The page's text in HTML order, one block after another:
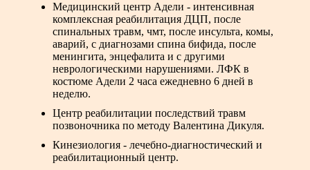
Медицинский центр Адели - интенсивная
комплексная реабилитация ДЦП, после
спинальных травм, чмт, после инсульта, комы,
аварий, с диагнозами спина бифида, после
менингита, энцефалита и с другими
неврологическими нарушениями. ЛФК в
костюме Адели 2 часа ежедневно 6 дней в
неделю.
Центр реабилитации последствий травм
позвоночника по методу Валентина Дикуля.
Кинезиология - лечебно-диагностический и
реабилитационный центр.